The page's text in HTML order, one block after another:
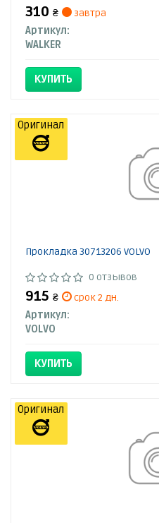
310 ₴
завтра
Артикул:
WALKER
КУПИТЬ
Прокладка 30713206 VOLVO
0 отзывов
915 ₴
срок 2 дн.
Артикул:
VOLVO
КУПИТЬ
Оригинал
Оригинал